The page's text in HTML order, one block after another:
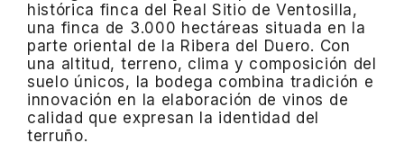
histórica finca del Real Sitio de Ventosilla,
una finca de 3.000 hectáreas situada en la
parte oriental de la Ribera del Duero. Con
una altitud, terreno, clima y composición del
suelo únicos, la bodega combina tradición e
innovación en la elaboración de vinos de
calidad que expresan la identidad del
terruño.